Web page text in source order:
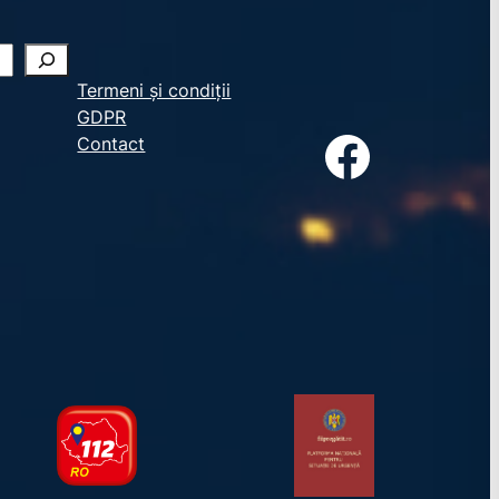
Termeni și condiții
GDPR
Contact
Facebook